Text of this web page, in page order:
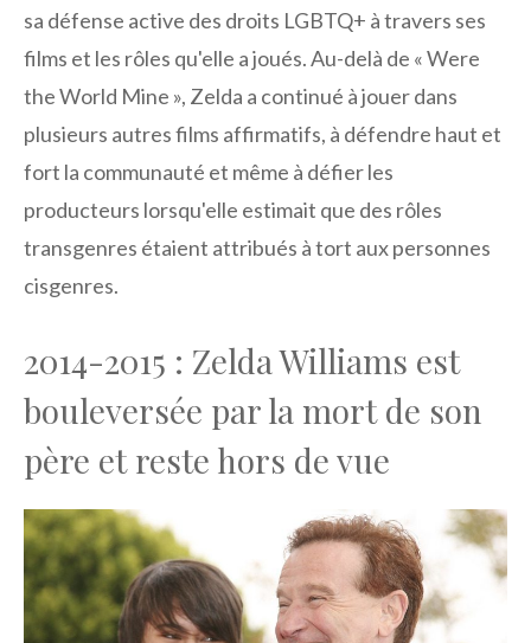
sa défense active des droits LGBTQ+ à travers ses
films et les rôles qu'elle a joués. Au-delà de « Were
the World Mine », Zelda a continué à jouer dans
plusieurs autres films affirmatifs, à défendre haut et
fort la communauté et même à défier les
producteurs lorsqu'elle estimait que des rôles
transgenres étaient attribués à tort aux personnes
cisgenres.
2014-2015 : Zelda Williams est
bouleversée par la mort de son
père et reste hors de vue